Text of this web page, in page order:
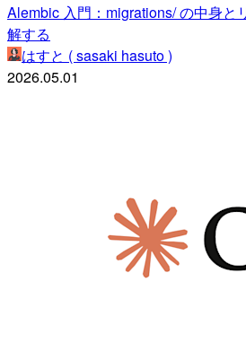
Alembic 入門：migrations/ の中身と
解する
はすと ( sasaki hasuto )
2026.05.01